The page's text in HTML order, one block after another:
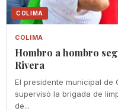
COLIMA
COLIMA
Hombro a hombro
Rivera
El presidente municipal de
supervisó la brigada de
de...